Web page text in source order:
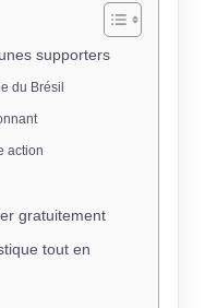
supporters
du Brésil
action
gratuitement
tout en